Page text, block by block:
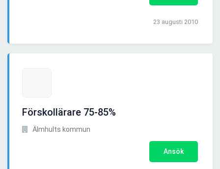
23 augusti 2010
Förskollärare 75-85%
Älmhults kommun
Ansök